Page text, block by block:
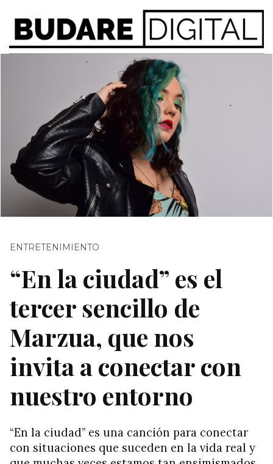
ENTRETENIMIENTO
“En la ciudad” es el
tercer sencillo de
Marzua, que nos
invita a conectar con
nuestro entorno
“En la ciudad” es una canción para conectar
con situaciones que suceden en la vida real y